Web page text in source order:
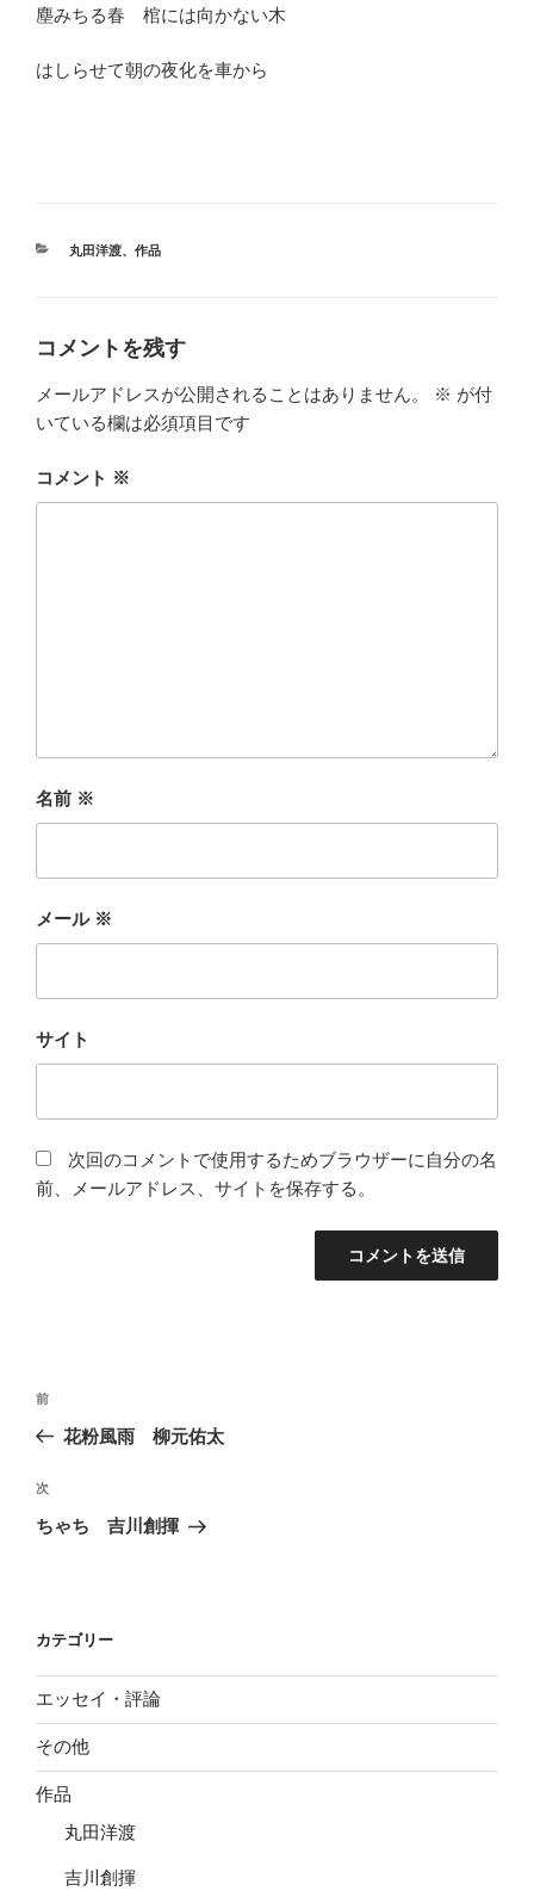
塵みちる春 棺には向かない木
はしらせて朝の夜化を車から
カ
丸田洋渡、 作品
コメントを残す
メールアドレスが公開されることはありません。 ※ が付
いている欄は必須項目です
コメント ※
名前 ※
メール ※
サイト
次回のコメントで使用するためブラウザーに自分の名
前、メールアドレス、サイトを保存する。
投
ビ
ゲ
ン
前
の
稿
前
花粉風雨 柳元佑太
次
の
次
ちゃち 吉川創揮
カテゴリー
エッセイ・評論
その他
作品
丸田洋渡
吉川創揮